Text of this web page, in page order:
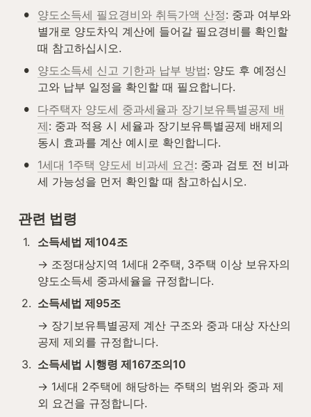
• 양도소득세 필요경비와 취득가액 산정: 중과 여부와
별개로 양도차익 계산에 들어갈 필요경비를 확인할
때 참고하십시오.
• 양도소득세 신고 기한과 납부 방법: 양도 후 예정신
고와 납부 일정을 확인할 때 필요합니다.
•
다주택자 양도세 중과세율과 장기보유특별공제 배
제: 중과 적용 시 세율과 장기보유특별공제 배제의
동시 효과를 계산 예시로 확인합니다.
• 1세대 1주택 양도세 비과세 요건: 중과 검토 전 비과
세 가능성을 먼저 확인할 때 참고하십시오.
관련 법령
1.
소득세법 제104조
→ 조정대상지역 1세대 2주택, 3주택 이상 보유자의
양도소득세 중과세율을 규정합니다.
2. 소득세법 제95조
→ 장기보유특별공제 계산 구조와 중과 대상 자산의
공제 제외를 규정합니다.
3. 소득세법 시행령 제167조의10
→ 1세대 2주택에 해당하는 주택의 범위와 중과 제
외 요건을 규정합니다.